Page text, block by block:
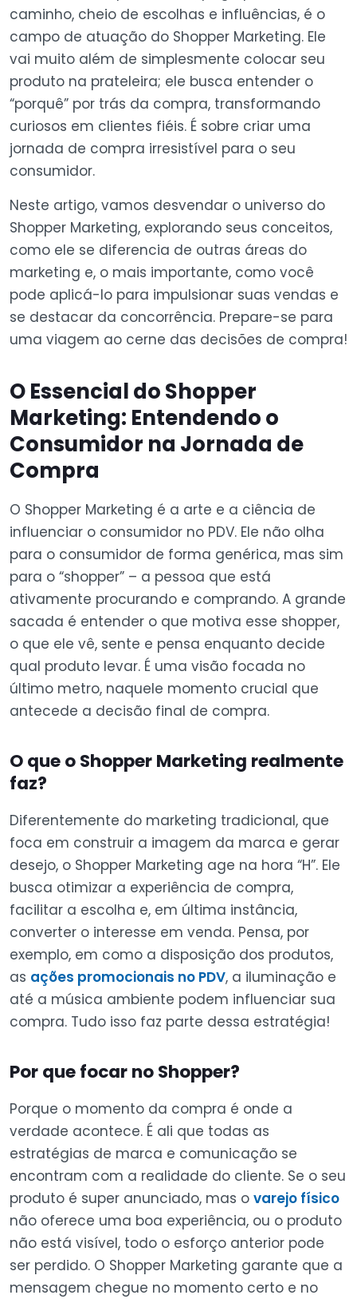
caminho, cheio de escolhas e influências, é o
campo de atuação do Shopper Marketing. Ele
vai muito além de simplesmente colocar seu
produto na prateleira; ele busca entender o
“porquê” por trás da compra, transformando
curiosos em clientes fiéis. É sobre criar uma
jornada de compra irresistível para o seu
consumidor.
Neste artigo, vamos desvendar o universo do
Shopper Marketing, explorando seus conceitos,
como ele se diferencia de outras áreas do
marketing e, o mais importante, como você
pode aplicá-lo para impulsionar suas vendas e
se destacar da concorrência. Prepare-se para
uma viagem ao cerne das decisões de compra!
O Essencial do Shopper
Marketing: Entendendo o
Consumidor na Jornada de
Compra
O Shopper Marketing é a arte e a ciência de
influenciar o consumidor no PDV. Ele não olha
para o consumidor de forma genérica, mas sim
para o “shopper” – a pessoa que está
ativamente procurando e comprando. A grande
sacada é entender o que motiva esse shopper,
o que ele vê, sente e pensa enquanto decide
qual produto levar. É uma visão focada no
último metro, naquele momento crucial que
antecede a decisão final de compra.
O que o Shopper Marketing realmente
faz?
Diferentemente do marketing tradicional, que
foca em construir a imagem da marca e gerar
desejo, o Shopper Marketing age na hora “H”. Ele
busca otimizar a experiência de compra,
facilitar a escolha e, em última instância,
converter o interesse em venda. Pensa, por
exemplo, em como a disposição dos produtos,
as ações promocionais no PDV, a iluminação e
até a música ambiente podem influenciar sua
compra. Tudo isso faz parte dessa estratégia!
Por que focar no Shopper?
Porque o momento da compra é onde a
verdade acontece. É ali que todas as
estratégias de marca e comunicação se
encontram com a realidade do cliente. Se o seu
produto é super anunciado, mas o varejo físico
não oferece uma boa experiência, ou o produto
não está visível, todo o esforço anterior pode
ser perdido. O Shopper Marketing garante que a
mensagem chegue no momento certo e no